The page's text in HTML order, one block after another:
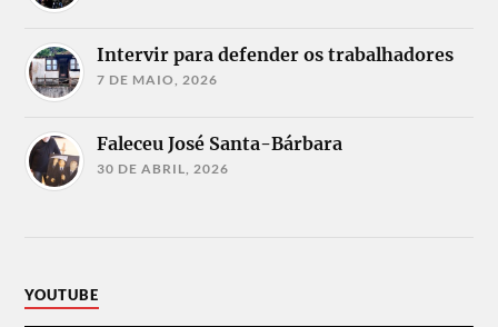
Intervir para defender os trabalhadores
7 DE MAIO, 2026
Faleceu José Santa-Bárbara
30 DE ABRIL, 2026
YOUTUBE